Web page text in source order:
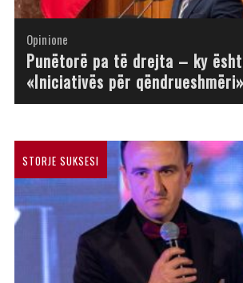
Opinione
Opinione
Punëtorë pa të drejta – ky
«Iniciativës për qëndrueshmëri»
Opinione
Opinione
Opinione
Opinione
Opinione
Opinione
STORJE SUKSESI